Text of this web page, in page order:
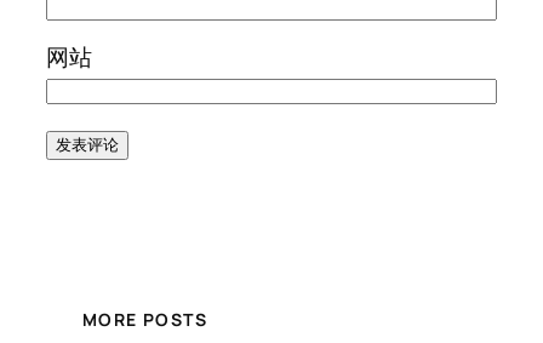
网站
MORE POSTS